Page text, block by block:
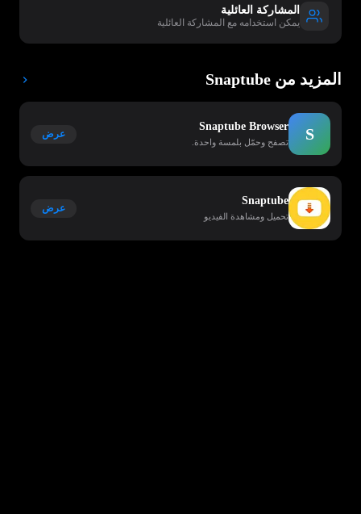
المشاركة العائلية
يمكن استخدامه مع المشاركة العائلية
المزيد من Snaptube
S
Snaptube Browser
تصفح وحمّل بلمسة واحدة.
عرض
Snaptube
تحميل ومشاهدة الفيديو
عرض